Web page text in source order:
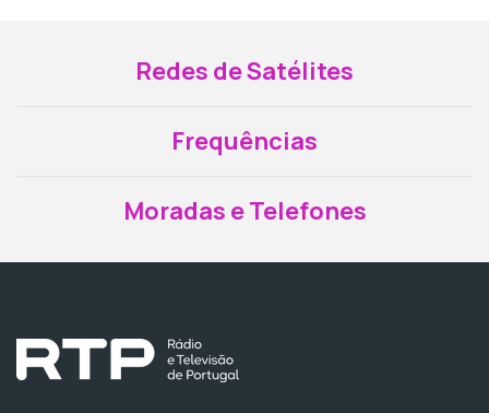
Redes de Satélites
Frequências
Moradas e Telefones